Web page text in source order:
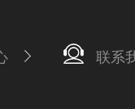
联系